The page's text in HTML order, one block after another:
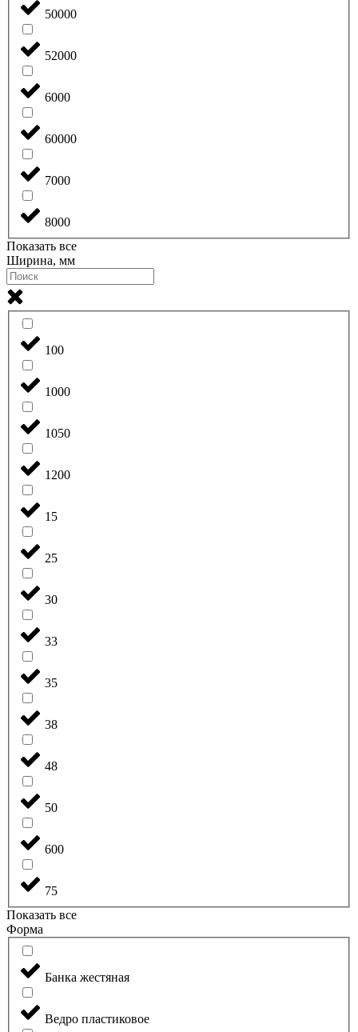
50000
52000
6000
60000
7000
8000
Показать все
Ширина, мм
100
1000
1050
1200
15
25
30
33
35
38
48
50
600
75
Показать все
Форма
Банка жестяная
Ведро пластиковое